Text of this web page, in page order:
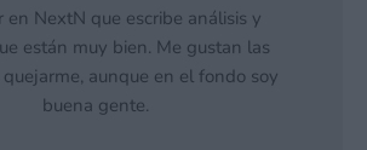
en NextN que escribe análisis y
están muy bien. Me gustan las
aunque en el fondo soy
buena gente.